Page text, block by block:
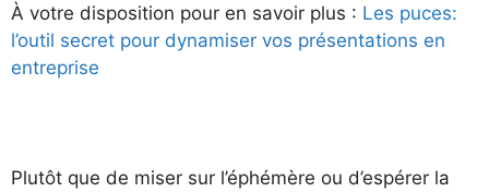
À votre disposition pour en savoir plus : Les puces:
l’outil secret pour dynamiser vos présentations en
entreprise
Plutôt que de miser sur l’éphémère ou d’espérer la